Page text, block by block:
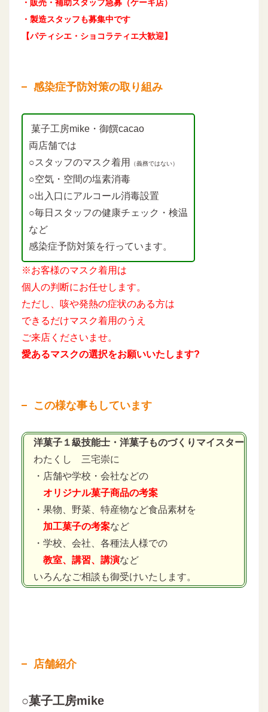
・販売・補助スタッフ急募（ケーキ店）
・製造スタッフも募集中です
【パティシエ・ショコラティエ大歓迎】
感染症予防対策の取り組み
菓子工房mike・御饌cacao
両店舗では
○スタッフのマスク着用
（義務ではない）
○空気・空間の塩素消毒
○出入口にアルコール消毒設置
○毎日スタッフの健康チェック・検温
など
感染症予防対策を行っています。
※お客様のマスク着用は
個人の判断にお任せします。
ただし、咳や発熱の症状のある方は
できるだけマスク着用のうえ
ご来店くださいませ。
愛あるマスクの選択をお願いいたします?
この様な事もしています
洋菓子１級技能士・洋菓子ものづくりマイスター
わたくし 三宅崇に
・店舗や学校・会社などの
オリジナル菓子商品の考案
・果物、野菜、特産物など食品素材を
加工菓子の考案など
・学校、会社、各種法人様での
教室、講習、講演など
いろんなご相談も御受けいたします。
店舗紹介
○菓子工房mike